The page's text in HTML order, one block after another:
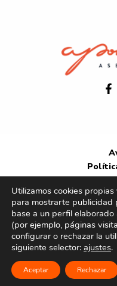
Copyright ©
Utilizamos cookies
para mostrarte publicidad
base a un perfil
(por ejemplo, páginas
configurar o rechazar la
siguiente selector: ajustes.
Aceptar Rechazar